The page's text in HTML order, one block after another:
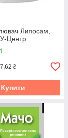
Липосам,
Центр
₴
Купити